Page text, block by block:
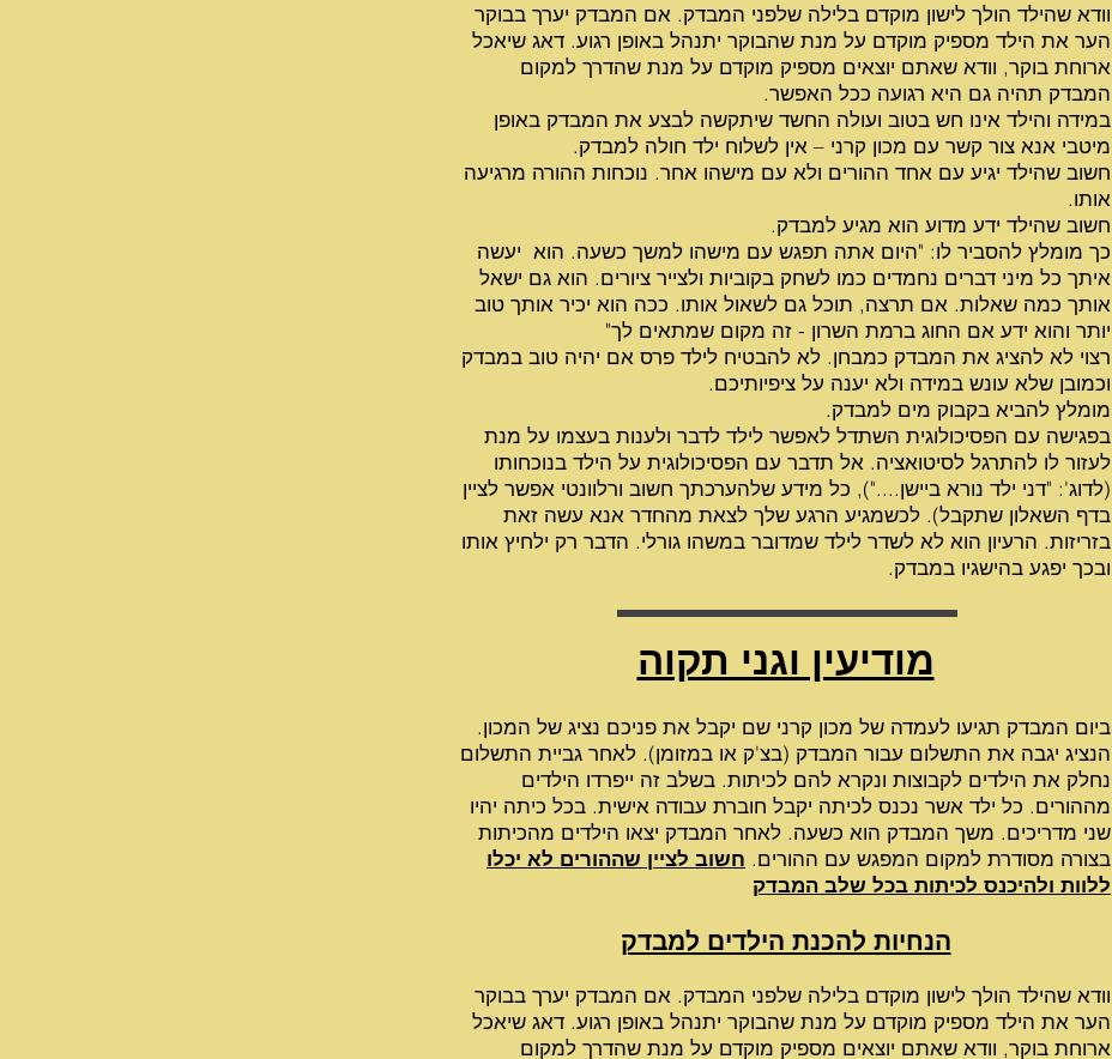
וודא שהילד הולך לישון מוקדם בלילה שלפני המבדק. אם המבדק יערך בבוקר
הער את הילד מספיק מוקדם על מנת שהבוקר יתנהל באופן רגוע. דאג שיאכל
ארוחת בוקר, וודא שאתם יוצאים מספיק מוקדם על מנת שהדרך למקום
המבדק תהיה גם היא רגועה ככל האפשר.
במידה והילד אינו חש בטוב ועולה החשד שיתקשה לבצע את המבדק באופן
מיטבי אנא צור קשר עם מכון קרני – אין לשלוח ילד חולה למבדק.
חשוב שהילד יגיע עם אחד ההורים ולא עם מישהו אחר. נוכחות ההורה מרגיעה
אותו.
חשוב שהילד ידע מדוע הוא מגיע למבדק.
כך מומלץ להסביר לו: "היום אתה תפגש עם מישהו למשך כשעה. הוא יעשה
איתך כל מיני דברים נחמדים כמו לשחק בקוביות ולצייר ציורים. הוא גם ישאל
אותך כמה שאלות. אם תרצה, תוכל גם לשאול אותו. ככה הוא יכיר אותך טוב
יותר והוא ידע אם החוג ברמת השרון - זה מקום שמתאים לך"
רצוי לא להציג את המבדק כמבחן. לא להבטיח לילד פרס אם יהיה טוב במבדק
וכמובן שלא עונש במידה ולא יענה על ציפיותיכם.
מומלץ להביא בקבוק מים למבדק.
בפגישה עם הפסיכולוגית השתדל לאפשר לילד לדבר ולענות בעצמו על מנת
לעזור לו להתרגל לסיטואציה. אל תדבר עם הפסיכולוגית על הילד בנוכחותו
(לדוג': "דני ילד נורא ביישן...."), כל מידע שלהערכתך חשוב ורלוונטי אפשר לציין
בדף השאלון שתקבל). לכשמגיע הרגע שלך לצאת מהחדר אנא עשה זאת
בזריזות. הרעיון הוא לא לשדר לילד שמדובר במשהו גורלי. הדבר רק ילחיץ אותו
ובכך יפגע בהישגיו במבדק.
מודיעין וגני תקוה
ביום המבדק תגיעו לעמדה של מכון קרני שם יקבל את פניכם נציג של המכון.
הנציג יגבה את התשלום עבור המבדק (בצ'ק או במזומן). לאחר גביית התשלום
נחלק את הילדים לקבוצות ונקרא להם לכיתות. בשלב זה ייפרדו הילדים
מההורים. כל ילד אשר נכנס לכיתה יקבל חוברת עבודה אישית. בכל כיתה יהיו
שני מדריכים. משך המבדק הוא כשעה. לאחר המבדק יצאו הילדים מהכיתות
בצורה מסודרת למקום המפגש עם ההורים. חשוב לציין שההורים לא יכלו
ללוות ולהיכנס לכיתות בכל שלב המבדק
הנחיות להכנת הילדים למבדק
וודא שהילד הולך לישון מוקדם בלילה שלפני המבדק. אם המבדק יערך בבוקר
הער את הילד מספיק מוקדם על מנת שהבוקר יתנהל באופן רגוע. דאג שיאכל
ארוחת בוקר, וודא שאתם יוצאים מספיק מוקדם על מנת שהדרך למקום